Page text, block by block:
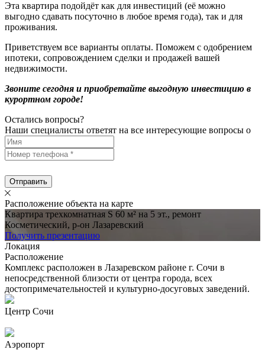
Эта квартира подойдёт как для инвестиций (её можно
выгодно сдавать посуточно в любое время года), так и для
проживания.
Приветствуем все варианты оплаты. Поможем с одобрением
ипотеки, сопровождением сделки и продажей вашей
недвижимости.
Звоните сегодня и приобретайте выгодную инвестицию в
курортном городе!
Остались вопросы?
Наши специалисты ответят на все интересующие вопросы о
Отправить
Расположение объекта на карте
Квартира трехкомнатная S 60 м² на 5 эт., ремонт
Косметический, р-он Лазаревский
Получить презентацию
Локация
Расположение
Комплекс расположен в Лазаревском районе г. Сочи в
непосредственной близости от центра города, всех
достопримечательностей и культурно-досуговых заведений.
Центр Сочи
Аэропорт